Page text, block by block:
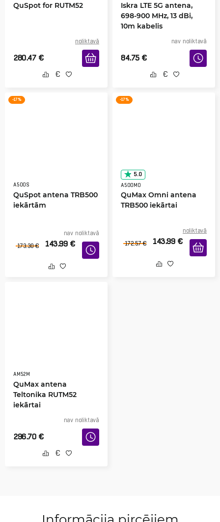
QuSpot for RUTM52
noliktavā
280.47 €
Iskra LTE 5G antena,
698-900 MHz, 13 dBi,
10m kabelis
nav noliktavā
84.75 €
-17 %
A500S
QuSpot antena TRB500
iekārtām
nav noliktavā
173.30 € 143.99 €
-17 %
5.0
A500MO
QuMax Omni antena
TRB500 iekārtai
noliktavā
172.57 € 143.99 €
AM52M
QuMax antena
Teltonika RUTM52
iekārtai
nav noliktavā
296.70 €